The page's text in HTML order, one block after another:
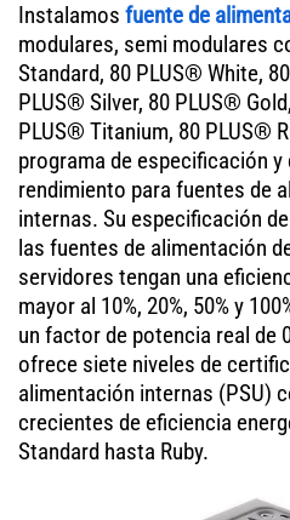
Instalamos fuente de
modulares, semi modulares
Standard, 80 PLUS® White,
PLUS® Silver, 80 PLUS® Gold,
PLUS® Titanium, 80 PLUS®
programa de especificación
rendimiento para fuentes de
internas. Su especificación
las fuentes de alimentación
servidores tengan una
mayor al 10%, 20%, 50% y
un factor de potencia real de
ofrece siete niveles de
alimentación internas (PSU)
crecientes de eficiencia
Standard hasta Ruby.